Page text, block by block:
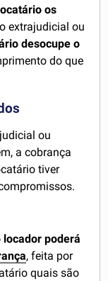
os
extrajudicial ou
desocupe o
do que
ou
a cobrança
tiver
locador poderá
, feita por
quais são